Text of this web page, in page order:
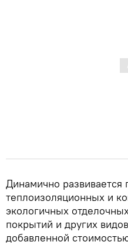
Динамично развивается
теплоизоляционных и
экологичных
покрытий и других
добавленной